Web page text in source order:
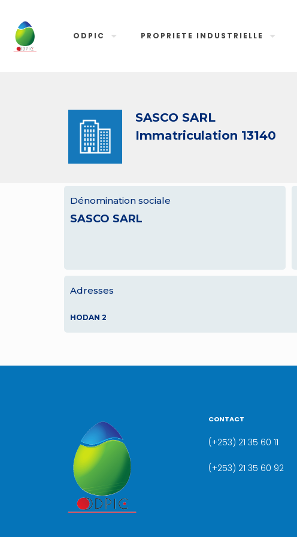
ODPIC PROPRIETE INDUSTRIELLE
SASCO SARL
Immatriculation 13140
Dénomination sociale
SASCO SARL
Adresses
HODAN 2
CONTACT
(+253) 21 35 60 11
(+253) 21 35 60 92